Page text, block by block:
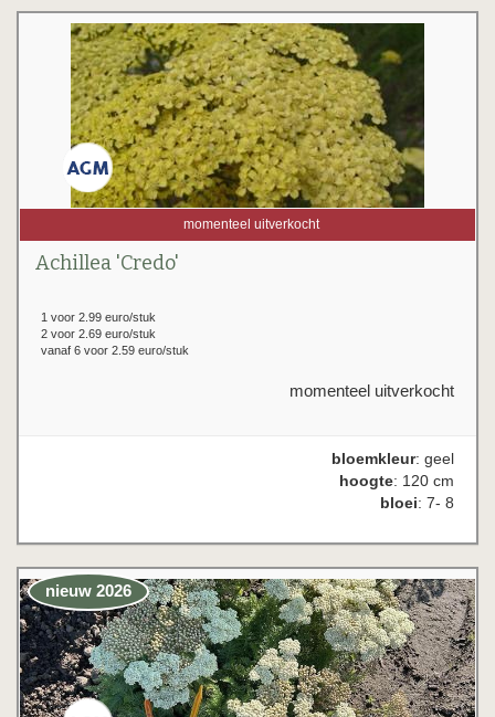
momenteel uitverkocht
Achillea 'Credo'
1 voor 2.99 euro/stuk
2 voor 2.69 euro/stuk
vanaf 6 voor 2.59 euro/stuk
momenteel uitverkocht
bloemkleur: geel
hoogte: 120 cm
bloei: 7- 8
nieuw 2026